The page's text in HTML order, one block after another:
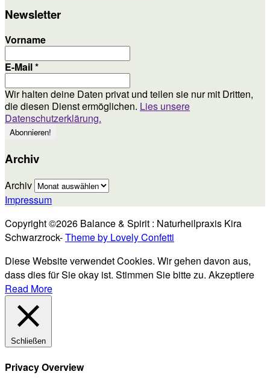
Newsletter
Vorname
E-Mail*
Wir halten deine Daten privat und teilen sie nur mit Dritten,
die diesen Dienst ermöglichen. Lies unsere
Datenschutzerklärung.
Archiv
Archiv
Impressum
Copyright ©2026 Balance & Spirit : Naturheilpraxis Kira
Schwarzrock-Theme by Lovely Confetti
Diese Website verwendet Cookies. Wir gehen davon aus,
dass dies für Sie okay ist. Stimmen Sie bitte zu. Akzeptiere
Read More
Schließen
Privacy Overview